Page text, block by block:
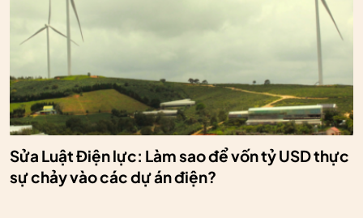
Sửa Luật Điện lực: Làm sao để vốn tỷ USD thực
sự chảy vào các dự án điện?